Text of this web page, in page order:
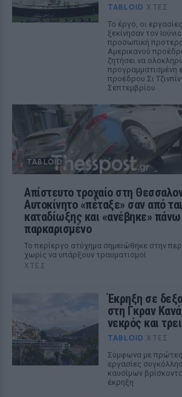
TABLOID ΧΤΕΣ
Το έργο, οι
ξεκίνησαν τον
προσωπική
Αμερικανού
ζητήσει να
προγραμματισμένη
προέδρου Σι
Σεπτεμβρίου
TABLOID
Απίστευτο τροχαίο στη
Αυτοκίνητο «πέταξε» σαν από
καταδίωξης και «ανέβηκε»
παρκαρισμένο
Το περίεργο ατύχημα σημειώθηκε στην
χωρίς να υπάρξουν τραυματισμοί
ΧΤΕΣ
Έκρηξη σε
στη Γκραν
νεκρός και
TABLOID ΧΤΕΣ
Σύμφωνα με
εργασίες
καυσίμων
έκρηξη